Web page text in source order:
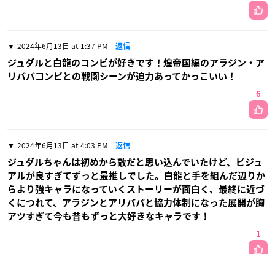
2024年6月13日 at 1:37 PM 返信
ジュダルと白龍のコンビが好きです！煌帝国編のアラジン・ア
リババコンビとの戦闘シーンが迫力あってかっこいい！
6
2024年6月13日 at 4:03 PM 返信
ジュダルちゃんは初めから敵だと思い込んでいたけど、ビジュ
アルが良すぎてずっと最推しでした。白龍と手を組んだ辺りか
らより強キャラになっていくストーリーが面白く、最終に近づ
くにつれて、アラジンとアリババと協力体制になった展開が胸
アツすぎて今も昔もずっと大好きなキャラです！
1